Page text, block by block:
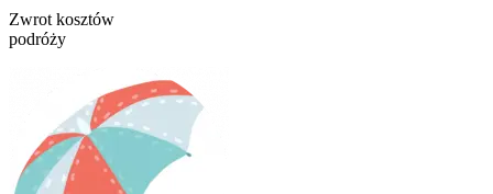
Zwrot kosztów
podróży